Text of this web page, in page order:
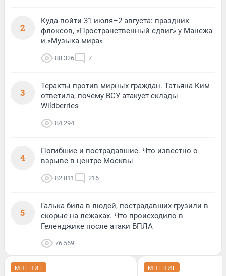
2
Куда пойти 31 июля–2 августа: праздник
флоксов, «Пространственный сдвиг» у Манежа
и «Музыка мира»
88 326 7
3
Теракты против мирных граждан. Татьяна Ким
ответила, почему ВСУ атакует склады
Wildberries
84 294
4
Погибшие и пострадавшие. Что известно о
взрыве в центре Москвы
82 811 216
5
Галька била в людей, пострадавших грузили в
скорые на лежаках. Что происходило в
Геленджике после атаки БПЛА
76 569
МНЕНИЕ МНЕНИЕ